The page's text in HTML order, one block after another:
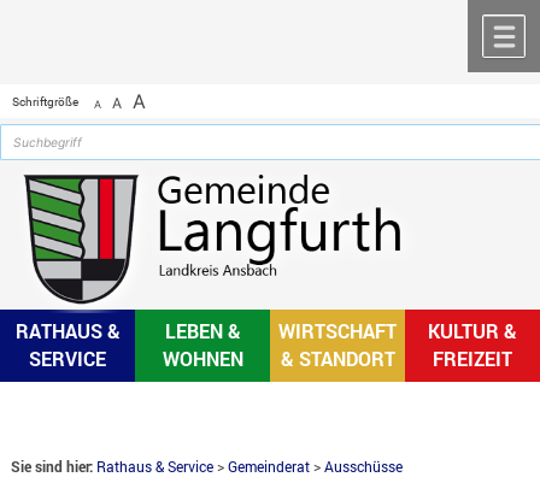
Schriftgröße A A A
RATHAUS &
SERVICE
LEBEN &
WOHNEN
WIRTSCHAFT
& STANDORT
KULTUR &
FREIZEIT
Sie sind hier: Rathaus & Service>Gemeinderat>Ausschüsse